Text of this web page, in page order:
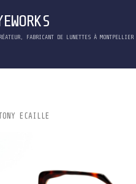
FABRICANT DE LUNETTES À MONTPELLIER
ECAILLE